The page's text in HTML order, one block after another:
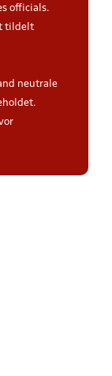
officials.
tildelt
neutrale